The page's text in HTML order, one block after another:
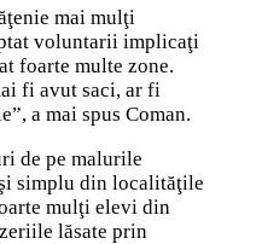
mai mulţi
voluntarii implicaţi
foarte multe zone.
fi avut saci, ar fi
a mai spus Coman.
de pe malurile
simplu din localităţile
mulţi elevi din
lăsate prin